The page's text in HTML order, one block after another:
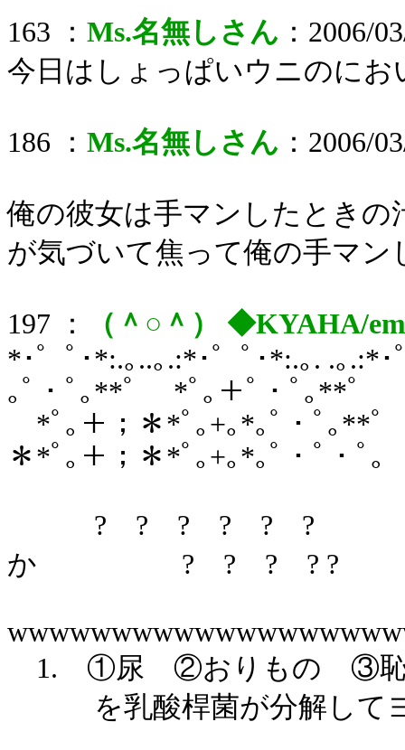
163 ： Ms.名無しさん ：2006/
今日はしょっぱいウニのに
186 ： Ms.名無しさん ：2006/
俺の彼女は手マンしたとき
が気づいて焦って俺の手マ
197 ：
（＾○＾） ◆KYAHA/
*･゜ﾟ･*:.｡..｡.:*･゜ﾟ･*:.｡. .｡.:*
｡ﾟ・ﾟ｡**ﾟ *ﾟ｡＋ﾟ・ﾟ｡**ﾟ
*ﾟ｡＋；＊*ﾟ｡+｡*｡ﾟ・ﾟ｡**
＊*ﾟ｡＋；＊*ﾟ｡+｡*｡ﾟ・ﾟ・ﾟ｡
? ? ? ? ? ? な
か ? ? ? ? ?
1. ①尿 ②おりもの ③恥
を乳酸桿菌が分解してヨ